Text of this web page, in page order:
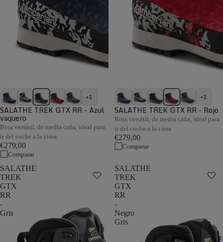
+1
SALATHE TREK GTX RR - Azul
vaquero
Bota versátil, de media caña, ideal para
ir del coche a la cima
€279,00
Comparar
+1
SALATHE TREK GTX RR - Rojo
Bota versátil, de media caña, ideal para
ir del coche a la cima
€279,00
Comparar
SALATHE
TREK
GTX
RR
-
Gris
SALATHE
TREK
GTX
RR
-
Negro
Gris